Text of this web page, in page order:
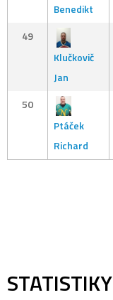
Benedikt
49
Klučkovič
Jan
50
Ptáček
Richard
STATISTIKY